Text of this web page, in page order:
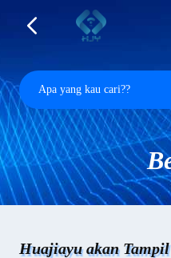
Huajiayu akan